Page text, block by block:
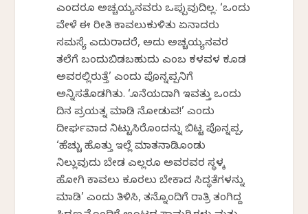
ಎಂದರೂ ಅಚ್ಚಯ್ಯನವರು ಒಪ್ಪುವುದಿಲ್ಲ. ‘ಒಂದು
ವೇಳೆ ಈ ರೀತಿ ಕಾವಲುಕುಳಿತು ಏನಾದರು
ಸಮಸ್ಯೆ ಎದುರಾದರೆ, ಅದು ಅಚ್ಚಯ್ಯನವರ
ತಲೆಗೆ ಬಂದುಬಿಡಬಹುದು ಎಂಬ ಕಳವಳ ಕೂಡ
ಅವರಲ್ಲಿರುತ್ತೆ’ ಎಂದು ಪೊನ್ನಪ್ಪನಿಗೆ
ಅನ್ನಿಸತೊಡಗಿತು. ‘ಕೊನೆಯದಾಗಿ ಇವತ್ತು ಒಂದು
ದಿನ ಪ್ರಯತ್ನ ಮಾಡಿ ನೋಡುವ!’ ಎಂದು
ದೀರ್ಘವಾದ ನಿಟ್ಟುಸಿರೊಂದನ್ನು ಬಿಟ್ಟ ಪೊನ್ನಪ್ಪ,
‘ಹೆಚ್ಚು ಹೊತ್ತು ಇಲ್ಲೆ ಮಾತನಾಡಿಕೊಂಡು
ನಿಲ್ಲುವುದು ಬೇಡ ಎಲ್ಲರೂ ಅವರವರ ಸ್ಥಳಕ್ಕೆ
ಹೋಗಿ ಕಾವಲು ಕೂರಲು ಬೇಕಾದ ಸಿದ್ಧತೆಗಳನ್ನು
ಮಾಡಿ’ ಎಂದು ತಿಳಿಸಿ, ತನ್ನೊಂದಿಗೆ ರಾತ್ರಿ ತಂಗಿದ್ದ